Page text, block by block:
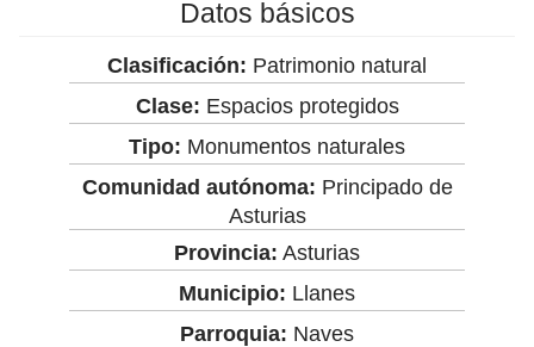
Datos básicos
Clasificación: Patrimonio natural
Clase: Espacios protegidos
Tipo: Monumentos naturales
Comunidad autónoma: Principado de
Asturias
Provincia: Asturias
Municipio: Llanes
Parroquia: Naves